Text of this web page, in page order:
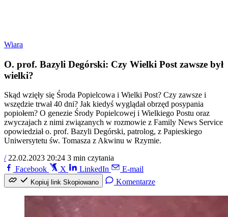
Wiara
O. prof. Bazyli Degórski: Czy Wielki Post zawsze był
wielki?
Skąd wzięły się Środa Popielcowa i Wielki Post? Czy zawsze i
wszędzie trwał 40 dni? Jak kiedyś wyglądał obrzęd posypania
popiołem? O genezie Środy Popielcowej i Wielkiego Postu oraz
zwyczajach z nimi związanych w rozmowie z Family News Service
opowiedział o. prof. Bazyli Degórski, patrolog, z Papieskiego
Uniwersytetu św. Tomasza z Akwinu w Rzymie.
/ 22.02.2023 20:24 3 min czytania
Facebook
X LinkedIn E-mail
Kopiuj link Skopiowano Komentarze